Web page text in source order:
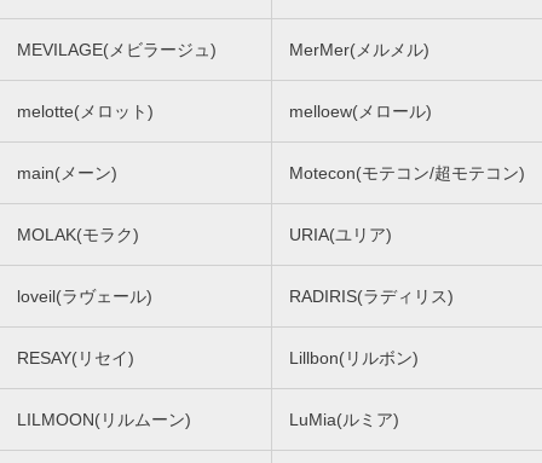
MEVILAGE(メビラージュ) MerMer(メルメル)
melotte(メロット) melloew(メロール)
main(メーン) Motecon(モテコン/超モテコン)
MOLAK(モラク) URIA(ユリア)
loveil(ラヴェール) RADIRIS(ラディリス)
RESAY(リセイ) Lillbon(リルボン)
LILMOON(リルムーン) LuMia(ルミア)